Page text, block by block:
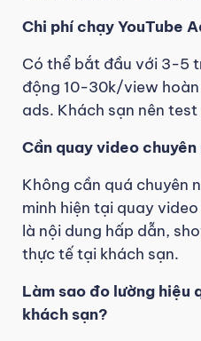
Chi phí chạy YouTube
Có thể bắt đầu với 3-5
động 10-30k/view
ads. Khách sạn nên
Cần quay video
Không cần quá chuyên
minh hiện tại quay
là nội dung hấp dẫn,
thực tế tại khách sạn.
Làm sao đo lường hiệu
khách sạn?